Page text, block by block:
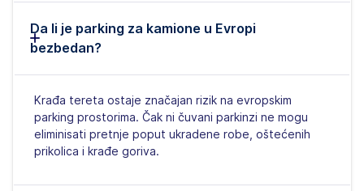
Da li je parking za kamione u Evropi
bezbedan?
Krađa tereta ostaje značajan rizik na evropskim
parking prostorima. Čak ni čuvani parkinzi ne mogu
eliminisati pretnje poput ukradene robe, oštećenih
prikolica i krađe goriva.